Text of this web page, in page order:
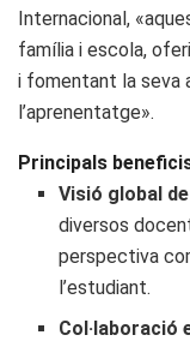
Internacional,
família i escola,
i fomentant la seva
l’aprenentatge».
Principals
Visió global de
diversos
perspectiva
l’estudiant.
Col·laboració